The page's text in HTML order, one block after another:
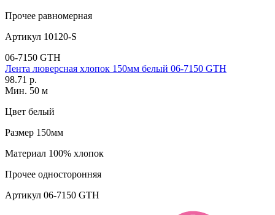
Прочее равномерная
Артикул 10120-S
06-7150 GTH
Лента люверсная хлопок 150мм белый 06-7150 GTH
98.71 р.
Мин. 50 м
Цвет белый
Размер 150мм
Материал 100% хлопок
Прочее односторонняя
Артикул 06-7150 GTH